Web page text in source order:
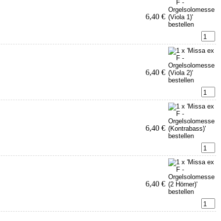
6,40 €
6,40 €
6,40 €
6,40 €